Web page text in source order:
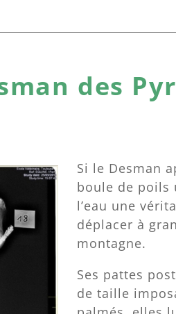
des
Si le Desman
boule de poils
l’eau une
déplacer à
montagne.
Ses pattes
de taille